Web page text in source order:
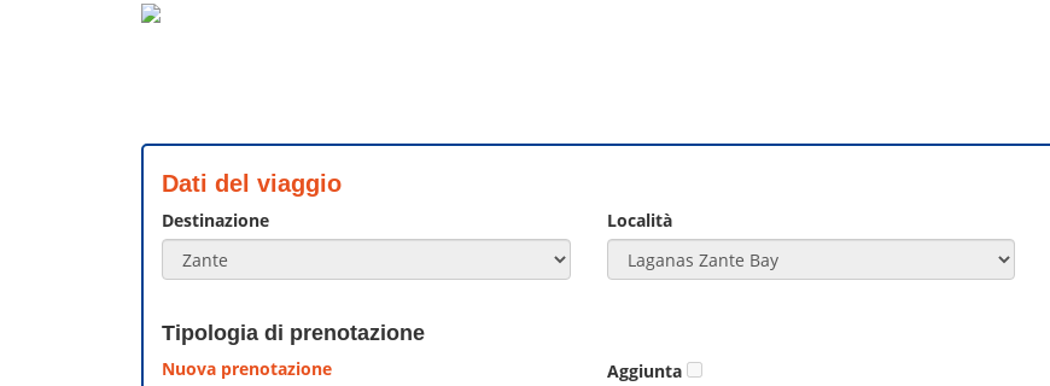
Dati del viaggio
Destinazione Località
Tipologia di prenotazione
Nuova prenotazione Aggiunta